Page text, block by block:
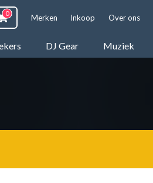
DJ Gear Muziek
Merken Inkoop Over ons